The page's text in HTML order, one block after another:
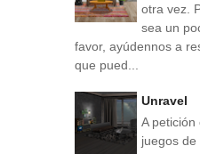
otra vez.
sea un
favor, ayúdennos a
que pued...
Unravel
A petición
juegos